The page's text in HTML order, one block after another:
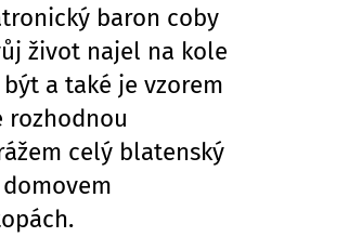
baron coby
život najel na kole
a také je vzorem
rozhodnou
celý blatenský